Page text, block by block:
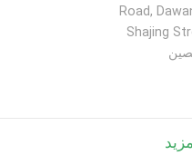
Road,
Shajing